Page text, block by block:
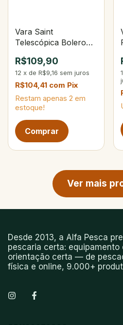
Vara Saint
Telescópica Bolero
R$109,90
12 x de R$9,16 sem juros
R$104,41 com Pix
Restam apenas 2 em
estoque!
Ver mais
Desde 2013, a Alfa Pesca
pescaria certa:
orientação certa — de
física e online, 9.000+